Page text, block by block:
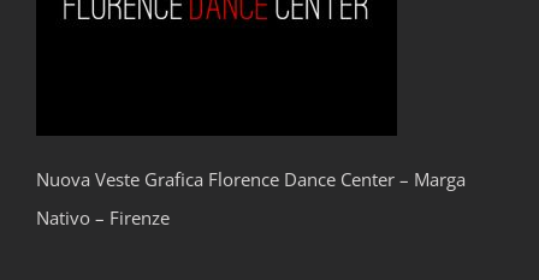
Nuova Veste Grafica Florence Dance Center – Marga
Nativo – Firenze